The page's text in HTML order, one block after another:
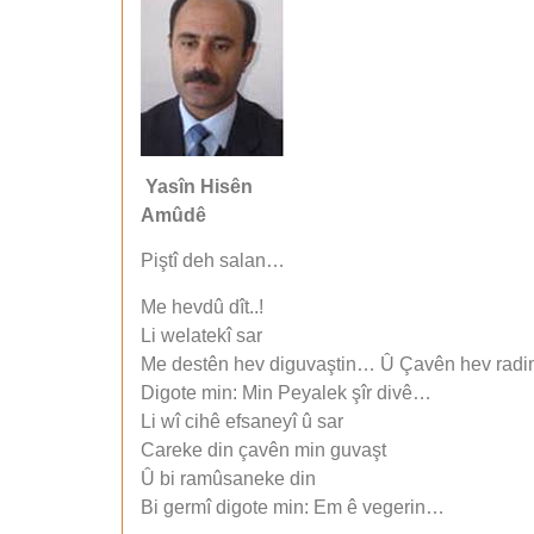
Yasîn Hisên
Amûdê
Piştî deh salan…
Me hevdû dît..!
Li welatekî sar
Me destên hev diguvaştin… Û Çavên hev
Digote min: Min Peyalek şîr divê…
Li wî cihê efsaneyî û sar
Careke din çavên min guvaşt
Û bi ramûsaneke din
Bi germî digote min: Em ê vegerin…